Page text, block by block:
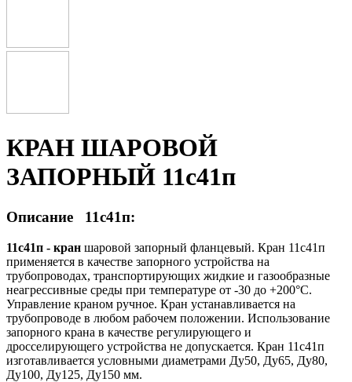
КРАН ШАРОВОЙ
ЗАПОРНЫЙ 11с41п
Описание 11с41п:
11с41п - кран шаровой запорный фланцевый. Кран 11с41п
применяется в качестве запорного устройства на
трубопроводах, транспортирующих жидкие и газообразные
неагрессивные среды при температуре от -30 до +200°С.
Управление краном ручное. Кран устанавливается на
трубопроводе в любом рабочем положении. Использование
запорного крана в качестве регулирующего и
дросселирующего устройства не допускается. Кран 11с41п
изготавливается условными диаметрами Ду50, Ду65, Ду80,
Ду100, Ду125, Ду150 мм.